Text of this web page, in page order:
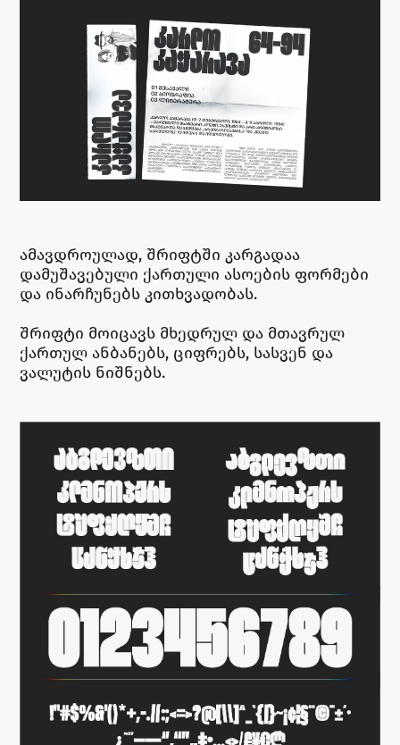
ამავდროულად, შრიფტში კარგადაა
დამუშავებული ქართული ასოების ფორმები
და ინარჩუნებს კითხვადობას.
შრიფტი მოიცავს მხედრულ და მთავრულ
ქართულ ანბანებს, ციფრებს, სასვენ და
ვალუტის ნიშნებს.